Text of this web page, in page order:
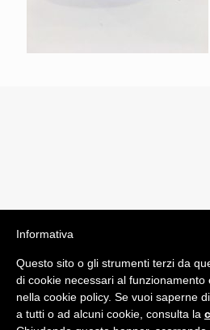
byComunicatori su
Termini e Condizioni di Vendita
ITA:
Informativa
Questo sito o gli strumenti terzi da
di cookie necessari al
nella cookie policy. Se vuoi saperne
a tutti o ad alcuni cookie, consulta la